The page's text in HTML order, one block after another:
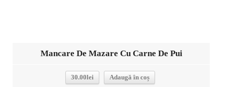
Mancare De Mazare Cu Carne De Pui
30.00lei Adaugă în coș